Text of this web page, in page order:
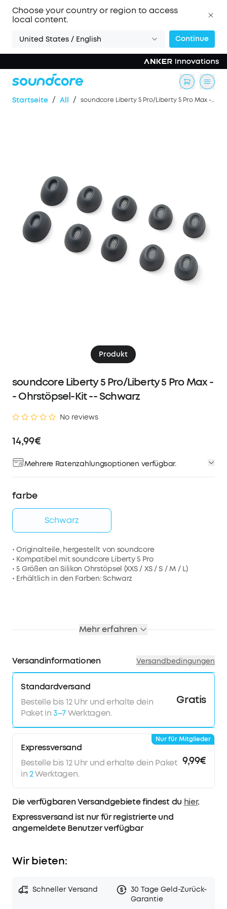
Choose your country or region to access
local content.
United States / English Continue
Startseite / All / soundcore Liberty 5 Pro/Liberty 5 Pro Max -- Ohrstöpsel-Kit -- Schwarz
Produkt
soundcore Liberty 5 Pro/Liberty 5 Pro Max -
- Ohrstöpsel-Kit -- Schwarz
No reviews
14,99€
Mehrere Ratenzahlungsoptionen verfügbar.
farbe
Schwarz
• Originalteile, hergestellt von soundcore
• Kompatibel mit soundcore Liberty 5 Pro
• 5 Größen an Silikon Ohrstöpsel (XXS / XS / S / M / L)
• Erhältlich in den Farben: Schwarz
Mehr erfahren
Versandinformationen Versandbedingungen
Standardversand
Bestelle bis 12 Uhr und erhalte dein
Paket in3–7Werktagen.
Gratis
Expressversand
Bestelle bis 12 Uhr und erhalte dein Paket
in2Werktagen.
9,99€
Nur für Mitglieder
Die verfügbaren Versandgebiete findest du hier.
Expressversand ist nur für registrierte und
angemeldete Benutzer verfügbar
Wir bieten:
Schneller Versand
30 Tage Geld-Zurück-
Garantie